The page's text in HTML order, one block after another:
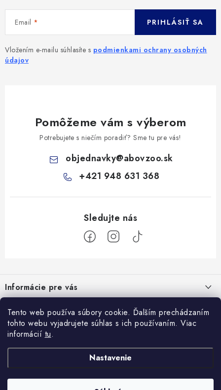
Tento web používa súbory cookie. Ďalším prechádzaním
tohto webu vyjadrujete súhlas s ich používaním. Viac
informácií tu.
Nastavenie
Email
Vložením e-mailu súhlasíte s podmienkami ochrany osobných
údajov
PRIHLÁSIŤ SA
Pomôžeme vám s výberom
Potrebujete s niečím poradiť? Sme tu pre vás!
objednavky@abovzoo.sk
+421 948 631 368
p
ä
Informácie pre vás
Všeobecné obchodné podmienky
Podmienky ochrany osobných údajov
Doprava
Prijímame online platby
Blog
Veterinárne diéty: sprievodca výberom správneho terapeutického
krmiva
8.10.2025